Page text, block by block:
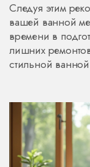
Следуя этим
вашей ванной
времени в
лишних
стильной